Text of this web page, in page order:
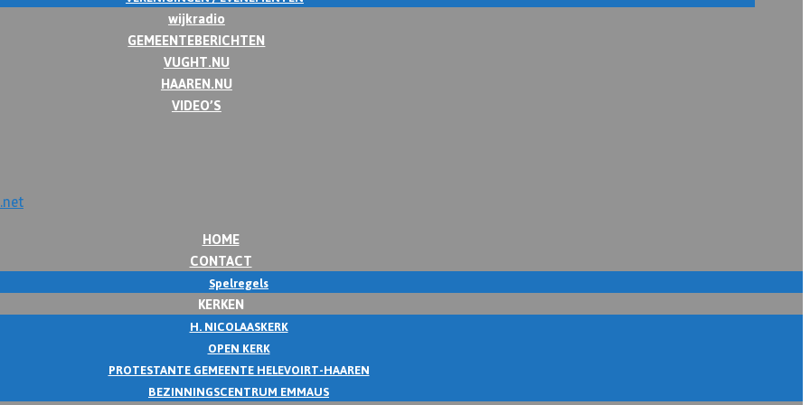
wijkradio
GEMEENTEBERICHTEN
VUGHT.NU
HAAREN.NU
VIDEO’S
HOME
CONTACT
Spelregels
KERKEN
H. NICOLAASKERK
OPEN KERK
PROTESTANTE GEMEENTE HELEVOIRT-HAAREN
BEZINNINGSCENTRUM EMMAUS